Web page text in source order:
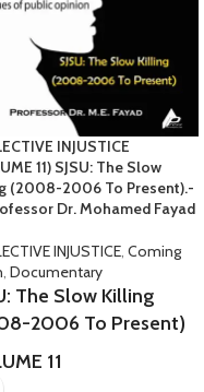
INJUSTICE
11) SJSU: The Slow
(2008-2006 To Present).-
Dr. Mohamed Fayad
INJUSTICE, Coming
, Documentary
The Slow Killing
2006 To Present)
11